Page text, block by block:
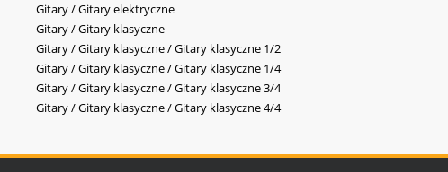
Gitary / Gitary elektryczne
Gitary / Gitary klasyczne
Gitary / Gitary klasyczne / Gitary klasyczne 1/2
Gitary / Gitary klasyczne / Gitary klasyczne 1/4
Gitary / Gitary klasyczne / Gitary klasyczne 3/4
Gitary / Gitary klasyczne / Gitary klasyczne 4/4